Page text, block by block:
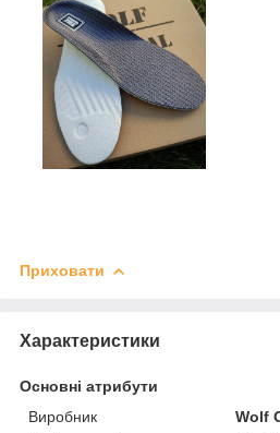
Приховати
Характеристики
Основні атрибути
Виробник
Wolf